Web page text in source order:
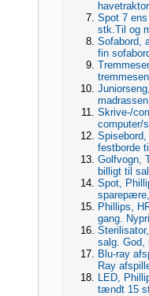
Spot 7
stk.Til og
Sofabord,
fin
Skrive-/
computer/
festborde
Golfvogn,
billigt til
Spot,
Phillips,
gang.
salg. God,
Blu-ray
Ray
LED,
tændt 15